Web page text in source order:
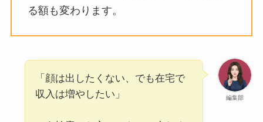
る額も変わります。
編集部
「顔は出したくない、でも在宅で
収入は増やしたい」